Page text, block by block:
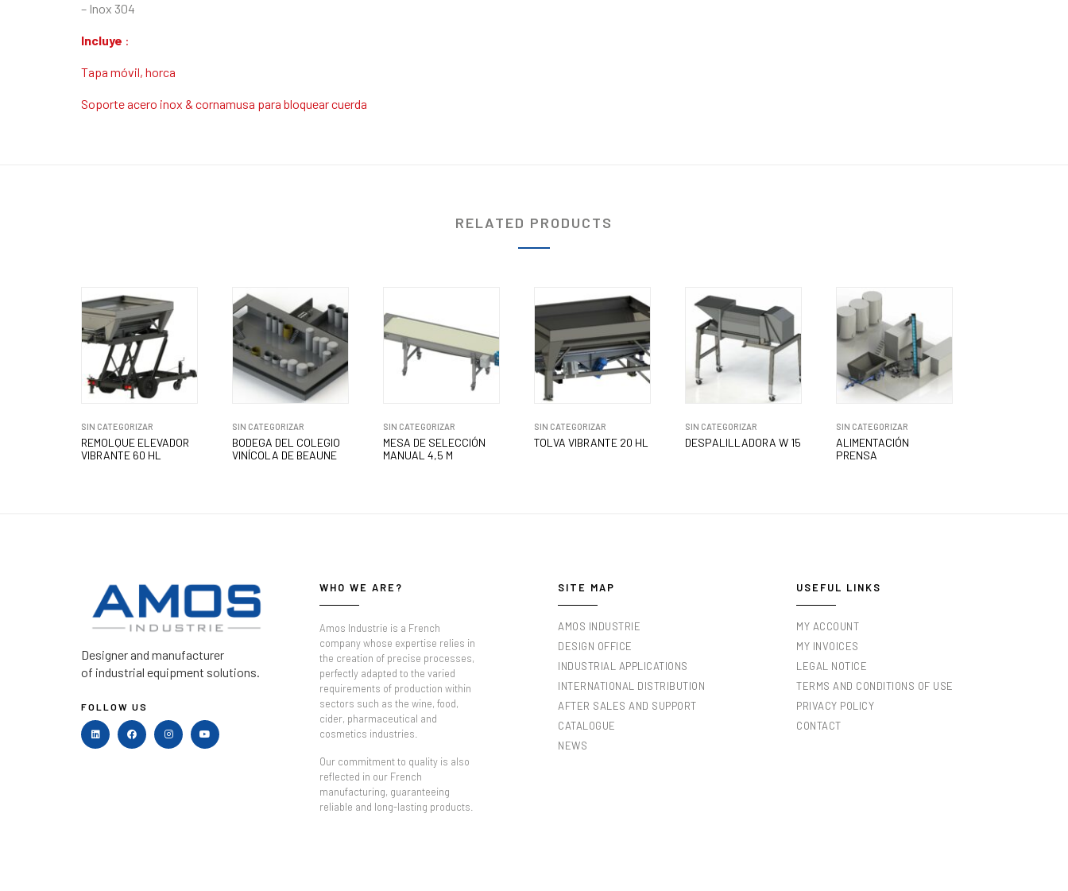
– Inox 304
Incluye :
Tapa móvil, horca
Soporte acero inox & cornamusa para bloquear cuerda
RELATED PRODUCTS
SIN CATEGORIZAR
REMOLQUE ELEVADOR
VIBRANTE 60 HL
SIN CATEGORIZAR
BODEGA DEL COLEGIO
VINÍCOLA DE BEAUNE
SIN CATEGORIZAR
MESA DE SELECCIÓN
MANUAL 4,5 M
SIN CATEGORIZAR
TOLVA VIBRANTE 20 HL
SIN CATEGORIZAR
DESPALILLADORA W 15
SIN CATEGORIZAR
ALIMENTACIÓN
PRENSA
Designer and manufacturer
of industrial equipment solutions.
FOLLOW US
WHO WE ARE?
Amos Industrie is a French
company whose expertise relies in
the creation of precise processes,
perfectly adapted to the varied
requirements of production within
sectors such as the wine, food,
cider, pharmaceutical and
cosmetics industries.
Our commitment to quality is also
reflected in our French
manufacturing, guaranteeing
reliable and long-lasting products.
SITE MAP
AMOS INDUSTRIE
DESIGN OFFICE
INDUSTRIAL APPLICATIONS
INTERNATIONAL DISTRIBUTION
AFTER SALES AND SUPPORT
CATALOGUE
NEWS
USEFUL LINKS
MY ACCOUNT
MY INVOICES
LEGAL NOTICE
TERMS AND CONDITIONS OF USE
PRIVACY POLICY
CONTACT